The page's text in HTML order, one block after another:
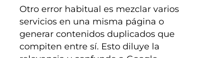
Otro error habitual es mezclar varios
servicios en una misma página o
generar contenidos duplicados que
compiten entre sí. Esto diluye la